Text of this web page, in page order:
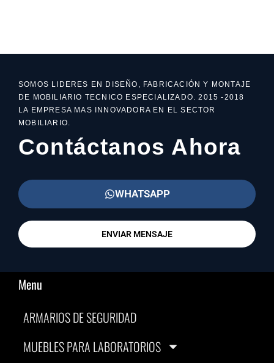
SOMOS LIDERES EN DISEÑO, FABRICACIÓN Y MONTAJE
DE MOBILIARIO TECNICO ESPECIALIZADO. 2015 -2018
LA EMPRESA MAS INNOVADORA EN EL SECTOR
MOBILIARIO.
Contáctanos Ahora
WHATSAPP
ENVIAR MENSAJE
Menu
ARMARIOS DE SEGURIDAD
MUEBLES PARA LABORATORIOS